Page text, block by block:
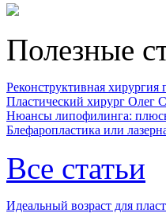
Полезные
Реконструктивная хирургия
Пластический хирург Олег
Нюансы липофилинга:
Блефаропластика или
Все статьи
Идеальный возраст для